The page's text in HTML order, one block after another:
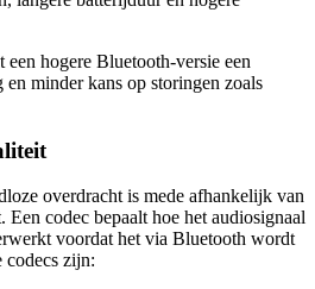
een hogere Bluetooth-versie een
minder kans op storingen zoals
overdracht is mede afhankelijk van
codec bepaalt hoe het audiosignaal
voordat het via Bluetooth wordt
codecs zijn: